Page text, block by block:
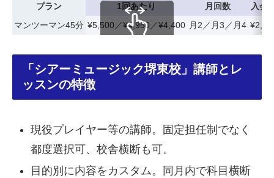
プラン 1回あたり 月回数
入会
マンツーマン45分 ¥5,500／¥4,950／¥4,400 月2／月3／月4
「シアーミュージック堺東校」講師とレ
ッスンの特徴
現役プレイヤー等の講師。固定担任制でなく
都度選択可、校舎横断も可。
目的別に内容をカスタム。同月内で科目横断